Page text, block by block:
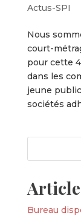
Actus-SPI
Nous
court-
pour cette
dans les
jeune
sociétés
Bureau